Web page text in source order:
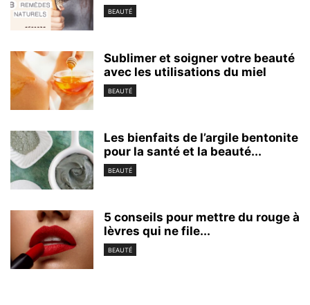
BEAUTÉ
Sublimer et soigner votre beauté
avec les utilisations du miel
BEAUTÉ
Les bienfaits de l’argile bentonite
pour la santé et la beauté...
BEAUTÉ
5 conseils pour mettre du rouge à
lèvres qui ne file...
BEAUTÉ